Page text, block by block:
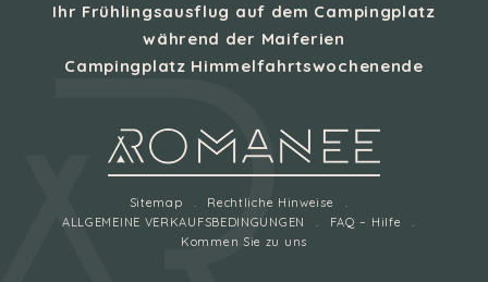
Ihr Frühlingsausflug auf dem Campingplatz
während der Maiferien
Campingplatz Himmelfahrtswochenende
Sitemap
Rechtliche Hinweise
ALLGEMEINE VERKAUFSBEDINGUNGEN
FAQ – Hilfe
Kommen Sie zu uns